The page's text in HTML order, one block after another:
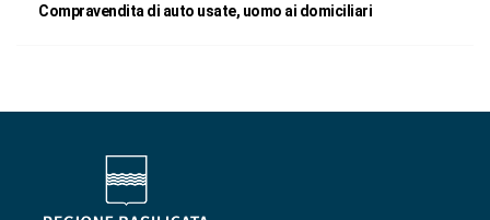
Compravendita di auto usate, uomo ai domiciliari